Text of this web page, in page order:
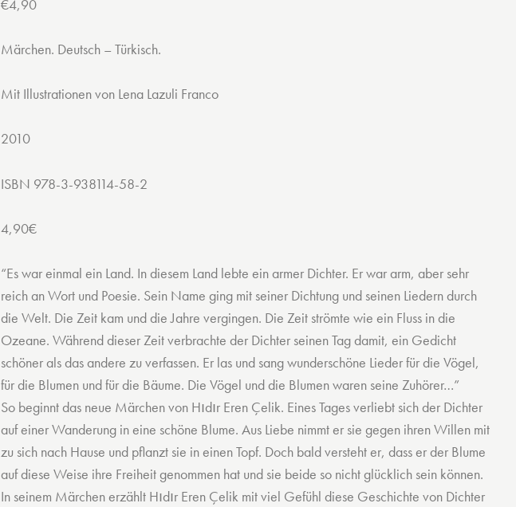
€4,90
Märchen. Deutsch – Türkisch.
Mit Illustrationen von Lena Lazuli Franco
2010
ISBN 978-3-938114-58-2
4,90€
“Es war einmal ein Land. In diesem Land lebte ein armer Dichter. Er war arm, aber sehr
reich an Wort und Poesie. Sein Name ging mit seiner Dichtung und seinen Liedern durch
die Welt. Die Zeit kam und die Jahre vergingen. Die Zeit strömte wie ein Fluss in die
Ozeane. Während dieser Zeit verbrachte der Dichter seinen Tag damit, ein Gedicht
schöner als das andere zu verfassen. Er las und sang wunderschöne Lieder für die Vögel,
für die Blumen und für die Bäume. Die Vögel und die Blumen waren seine Zuhörer…”
So beginnt das neue Märchen von Hıdır Eren Çelik. Eines Tages verliebt sich der Dichter
auf einer Wanderung in eine schöne Blume. Aus Liebe nimmt er sie gegen ihren Willen mit
zu sich nach Hause und pflanzt sie in einen Topf. Doch bald versteht er, dass er der Blume
auf diese Weise ihre Freiheit genommen hat und sie beide so nicht glücklich sein können.
In seinem Märchen erzählt Hıdır Eren Çelik mit viel Gefühl diese Geschichte von Dichter